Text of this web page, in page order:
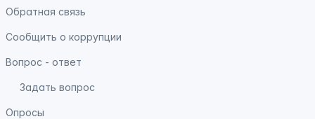
Обратная связь
Сообщить о коррупции
Вопрос - ответ
Задать вопрос
Опросы